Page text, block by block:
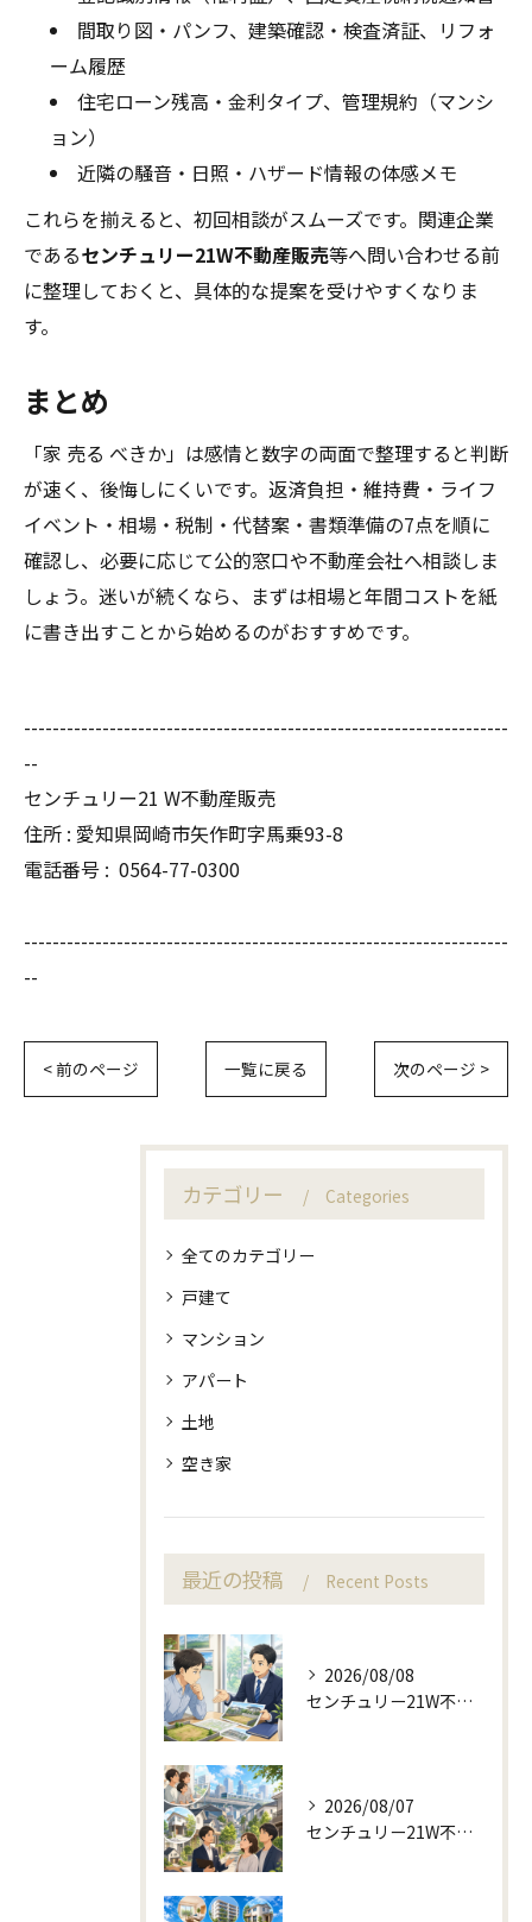
間取り図・パンフ、建築確認・検査済証、リフォ
ーム履歴
住宅ローン残高・金利タイプ、管理規約（マンシ
ョン）
近隣の騒音・日照・ハザード情報の体感メモ
これらを揃えると、初回相談がスムーズです。関連企業
であるセンチュリー21W不動産販売等へ問い合わせる前
に整理しておくと、具体的な提案を受けやすくなりま
す。
まとめ
「家 売る べきか」は感情と数字の両面で整理すると判断
が速く、後悔しにくいです。返済負担・維持費・ライフ
イベント・相場・税制・代替案・書類準備の7点を順に
確認し、必要に応じて公的窓口や不動産会社へ相談しま
しょう。迷いが続くなら、まずは相場と年間コストを紙
に書き出すことから始めるのがおすすめです。
--------------------------------------------------------------------
--
センチュリー21 W不動産販売
住所 : 愛知県岡崎市矢作町字馬乗93-8
電話番号 : 0564-77-0300
--------------------------------------------------------------------
--
< 前のページ 一覧に戻る 次のページ >
カテゴリー Categories
全てのカテゴリー
戸建て
マンション
アパート
土地
空き家
最近の投稿 Recent Posts
2026/08/08
センチュリー21W不動産販売で来店予約から土地売却相談
2026/08/07
センチュリー21W不動産販売の駅近相談と地域目線